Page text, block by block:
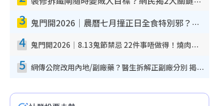
3 鬼門開2026｜農曆七月撞正日全食特別邪？專家警告切忌做一事！揭4大禁忌+2招保平安
4 鬼門開2026｜8.13鬼節禁忌 22件事唔做得！燒肉、刺身要少食？半夜勿吹口哨/打呢個電話
5 網傳公院改用內地/副廠藥？醫生拆解正副廠分別 揭4類人換藥隨時出事